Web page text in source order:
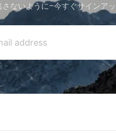
ないように–今すぐサインア